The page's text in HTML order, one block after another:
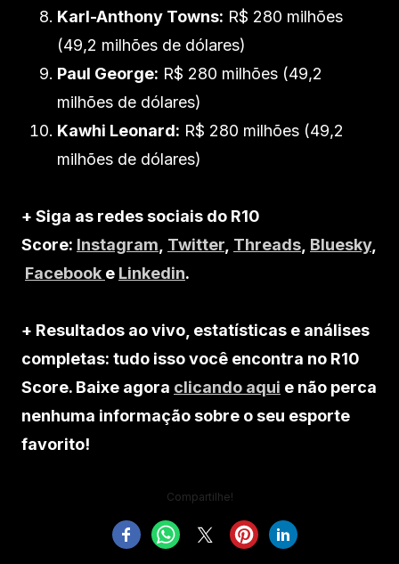
Karl-Anthony Towns: R$ 280 milhões
(49,2 milhões de dólares)
Paul George: R$ 280 milhões (49,2
milhões de dólares)
Kawhi Leonard: R$ 280 milhões (49,2
milhões de dólares)
+ Siga as redes sociais do R10
Score: Instagram Twitter Threads Bluesky,
Facebook e Linkedin.
+ Resultados ao vivo, estatísticas e análises
completas: tudo isso você encontra no R10
Score. Baixe agora clicando aqui e não perca
nenhuma informação sobre o seu esporte
favorito!
Compartilhe!